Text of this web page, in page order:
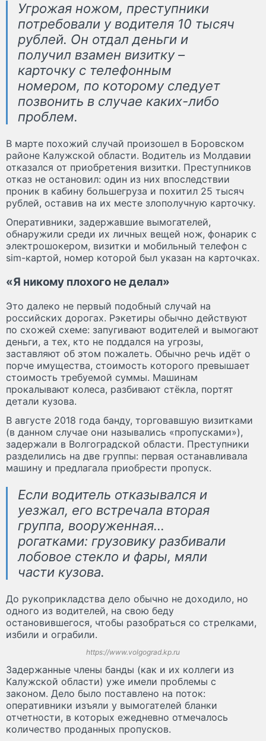
Угрожая ножом, преступники
потребовали у водителя 10 тысяч
рублей. Он отдал деньги и
получил взамен визитку –
карточку с телефонным
номером, по которому следует
позвонить в случае каких-либо
проблем.
В марте похожий случай произошел в Боровском
районе Калужской области. Водитель из Молдавии
отказался от приобретения визитки. Преступников
отказ не остановил: один из них впоследствии
проник в кабину большегруза и похитил 25 тысяч
рублей, оставив на их месте злополучную карточку.
Оперативники, задержавшие вымогателей,
обнаружили среди их личных вещей нож, фонарик с
электрошокером, визитки и мобильный телефон с
sim-картой, номер которой был указан на карточках.
«Я никому плохого не делал»
Это далеко не первый подобный случай на
российских дорогах. Рэкетиры обычно действуют
по схожей схеме: запугивают водителей и вымогают
деньги, а тех, кто не поддался на угрозы,
заставляют об этом пожалеть. Обычно речь идёт о
порче имущества, стоимость которого превышает
стоимость требуемой суммы. Машинам
прокалывают колеса, разбивают стёкла, портят
детали кузова.
В августе 2018 года банду, торговавшую визитками
(в данном случае они назывались «пропусками»),
задержали в Волгоградской области. Преступники
разделились на две группы: первая останавливала
машину и предлагала приобрести пропуск.
Если водитель отказывался и
уезжал, его встречала вторая
группа, вооруженная…
рогатками: грузовику разбивали
лобовое стекло и фары, мяли
части кузова.
До рукоприкладства дело обычно не доходило, но
одного из водителей, на свою беду
остановившегося, чтобы разобраться со стрелками,
избили и ограбили.
https://www.volgograd.kp.ru
Задержанные члены банды (как и их коллеги из
Калужской области) уже имели проблемы с
законом. Дело было поставлено на поток:
оперативники изъяли у вымогателей бланки
отчетности, в которых ежедневно отмечалось
количество проданных пропусков.